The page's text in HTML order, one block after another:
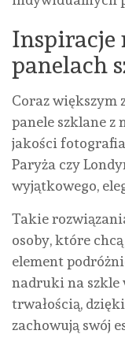
Inspiracje
panelach
Coraz większym
panele szklane
jakości
Paryża czy
wyjątkowego,
Takie
osoby, które
element
nadruki na szkle
trwałością,
zachowują swój